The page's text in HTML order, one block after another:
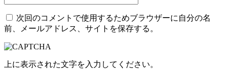
次回のコメントで使用するためブラウザーに自分の名
前、メールアドレス、サイトを保存する。
上に表示された文字を入力してください。